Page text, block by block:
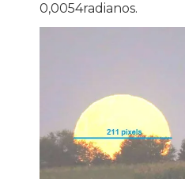
0,0054radianos.